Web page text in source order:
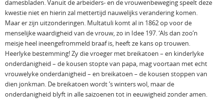
damesbladen. Vanuit de arbeiders- en de vrouwenbeweging speelt deze
kwestie niet en hierin zal mettertijd nauwelijks verandering komen.
Maar er zijn uitzonderingen. Multatuli komt al in 1862 op voor de
menselijke waardigheid van de vrouw, zo in Idee 197. ‘Als dan zoo’n
meisje heel ineengefrommeld braaf is, heeft ze kans op trouwen.
Heerlyke bestemming! Zy die vroeger met breikatoen – en kinderlyke
onderdanigheid – de kousen stopte van papa, mag voortaan met echt
vrouwelyke onderdanigheid – en breikatoen – de kousen stoppen van
dien jonkman. De breikatoen wordt ’s winters wol, maar de
onderdanigheid blyft in alle saizoenen tot in eeuwigheid zonder amen.